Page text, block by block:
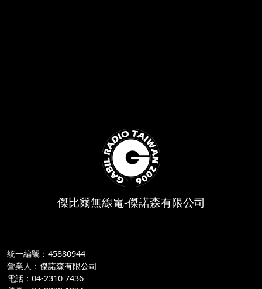
傑比爾無線電-傑諾森有限公司
統一編號：45880944
營業人：傑諾森有限公司
電話：04-2310 7436